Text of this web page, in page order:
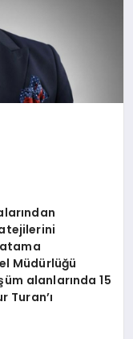
Müdürlüğü
alanlarında 15
Turan’ı